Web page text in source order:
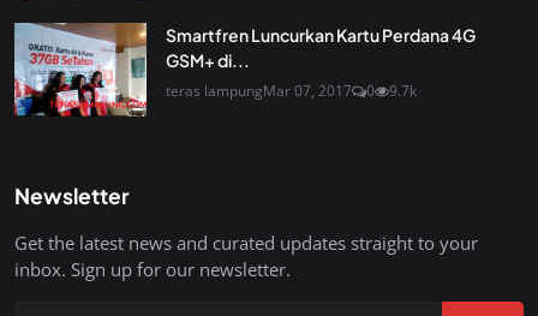
Smartfren Luncurkan Kartu Perdana 4G
GSM+ di...
teras lampungMar 07, 2017 0 9.7k
Newsletter
Get the latest news and curated updates straight to your
inbox. Sign up for our newsletter.